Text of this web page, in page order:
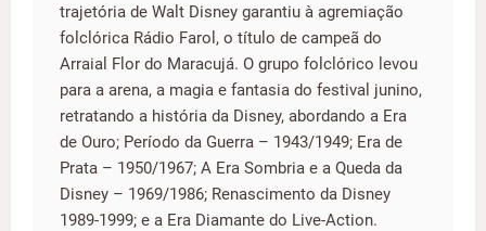
trajetória de Walt Disney garantiu à agremiação
folclórica Rádio Farol, o título de campeã do
Arraial Flor do Maracujá. O grupo folclórico levou
para a arena, a magia e fantasia do festival junino,
retratando a história da Disney, abordando a Era
de Ouro; Período da Guerra – 1943/1949; Era de
Prata – 1950/1967; A Era Sombria e a Queda da
Disney – 1969/1986; Renascimento da Disney
1989-1999; e a Era Diamante do Live-Action.